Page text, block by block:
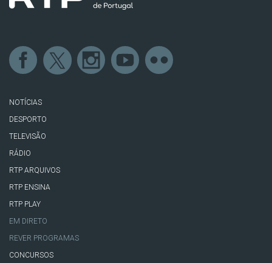
NOTÍCIAS
DESPORTO
TELEVISÃO
RÁDIO
RTP ARQUIVOS
RTP ENSINA
RTP PLAY
EM DIRETO
REVER PROGRAMAS
CONCURSOS